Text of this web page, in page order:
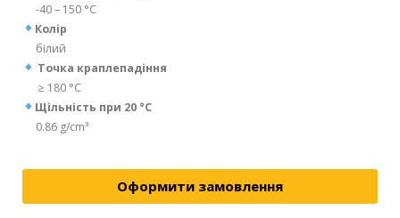
-40 – 150 °C
Колір
білий
Точка краплепадіння
≥ 180 °C
Щільність при 20 °C
0.86 g/cm³
Оформити замовлення